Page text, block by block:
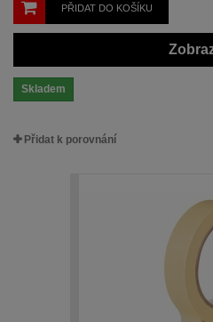
PŘIDAT DO KOŠÍKU
Skladem
Přidat k porovnání